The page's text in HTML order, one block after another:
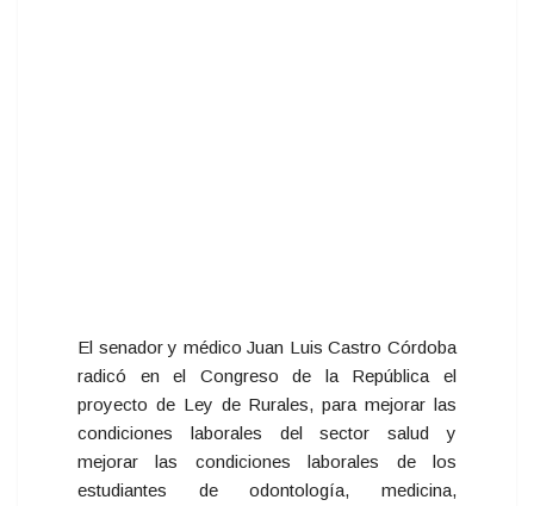
El senador y médico Juan Luis Castro Córdoba
radicó en el Congreso de la República el
proyecto de Ley de Rurales, para mejorar las
condiciones laborales del sector salud y
mejorar las condiciones laborales de los
estudiantes de odontología, medicina,